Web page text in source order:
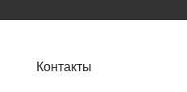
Контакты